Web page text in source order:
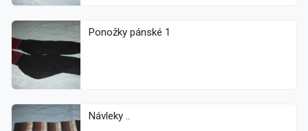
Ponožky pánské 1
Návleky ..